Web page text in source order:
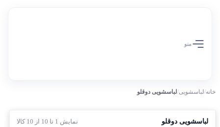
منو
خانه/لباسشویی/لباسشویی دوقلو
لباسشویی دوقلو نمایش 1 تا 10 از 10 کالا